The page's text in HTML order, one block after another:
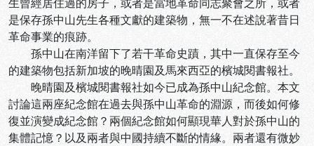
是保存孫中山先生各種文獻的建築物，無一不在述說著昔日
革命事業的痕跡。
孫中山在南洋留下了若干革命史蹟，其中一直保存至今
的建築物包括新加坡的晚晴園及馬來西亞的檳城閱書報社。
晚晴園及檳城閱書報社如今已成為孫中山紀念館。本文
討論這兩座紀念館在過去與孫中山革命的淵源，而後如何修
復並演變成紀念館？兩個紀念館如何顯現華人對於孫中山的
集體記憶？以及兩者與中國持續不斷的情緣。兩者還有微妙